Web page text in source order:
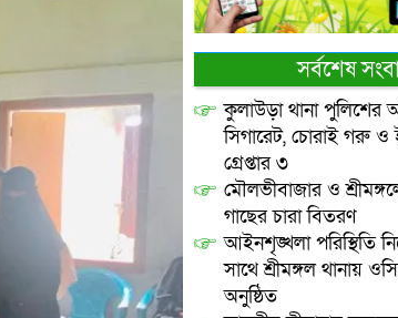
সর্বশেষ
কুলাউড়া থানা পুলিশের
সিগারেট, চোরাই গরু ও
গ্রেপ্তার ৩
মৌলভীবাজার ও
গাছের চারা বিতরণ
আইনশৃঙ্খলা পরিস্থিতি
সাথে শ্রীমঙ্গল থানায়
অনুষ্ঠিত